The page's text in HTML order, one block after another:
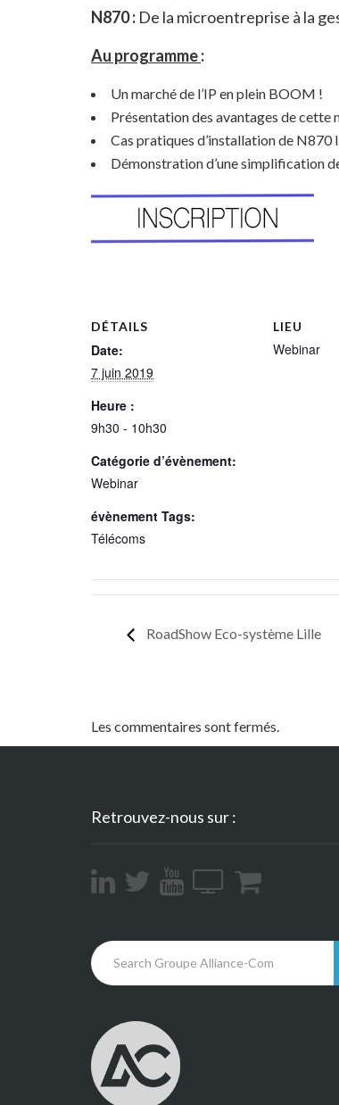
N870: De la microentreprise à la
Au programme:
Un marché de l’IP en plein BOOM !
Présentation des avantages de cette
Cas pratiques d’installation de N870
Démonstration d’une simplification
DÉTAILS
Date:
7 juin 2019
Heure :
9h30 - 10h30
Catégorie d’évènement:
Webinar
évènement Tags:
Télécoms
LIEU
Webinar
RoadShow Eco-système Lille
Les commentaires sont fermés.
Retrouvez-nous sur :